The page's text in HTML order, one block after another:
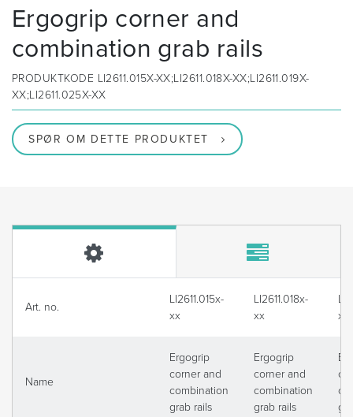
Ergogrip corner and
combination grab rails
PRODUKTKODE LI2611.015X-XX;LI2611.018X-XX;LI2611.019X-
XX;LI2611.025X-XX
SPØR OM DETTE PRODUKTET
Art. no.
LI2611.015x-
xx
LI2611.018x-
xx
xx
Name
Ergogrip
corner and
combination
grab rails
Ergogrip
corner and
combination
grab rails